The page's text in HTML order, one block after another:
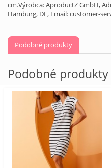
cm.Výrobca: AproductZ GmbH,
Hamburg, DE, Email: customer-
Podobné produkty
Podobné produkty